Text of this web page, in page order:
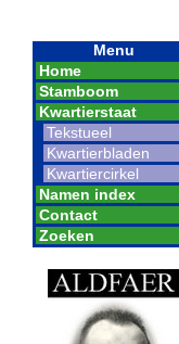
Menu
Home
Stamboom
Kwartierstaat
Tekstueel
Kwartierbladen
Kwartiercirkel
Namen index
Contact
Zoeken